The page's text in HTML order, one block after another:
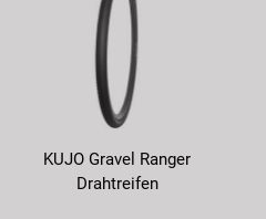
KUJO Gravel Ranger
Drahtreifen